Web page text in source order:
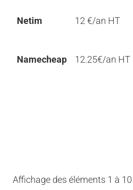
Netim 12 €/an HT
Namecheap 12.25€/an HT
Affichage des éléments 1 à